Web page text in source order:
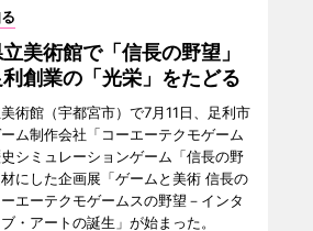
美術館で「信長の野望」
創業の「光栄」をたどる
術館（宇都宮市）で7月11日、足利市
ム制作会社「コーエーテクモゲーム
シミュレーションゲーム「信長の野
にした企画展「ゲームと美術 信長の
エーテクモゲームスの野望－インタ
・アートの誕生」が始まった。